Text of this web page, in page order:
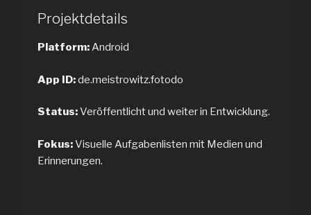
Projektdetails
Platform:Android
App ID:de.meistrowitz.fotodo
Status:Veröffentlicht und weiter in Entwicklung.
Fokus:Visuelle Aufgabenlisten mit Medien und
Erinnerungen.